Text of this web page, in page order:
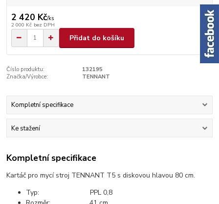
2 420 Kč/ks
2 000 Kč bez DPH
Přidat do košíku
Číslo produktu:
132195
Značka/Výrobce:
TENNANT
Kompletní specifikace
Ke stažení
Kompletní specifikace
Kartáč pro mycí stroj TENNANT T5 s diskovou hlavou 80 cm.
Typ: PPL 0,8